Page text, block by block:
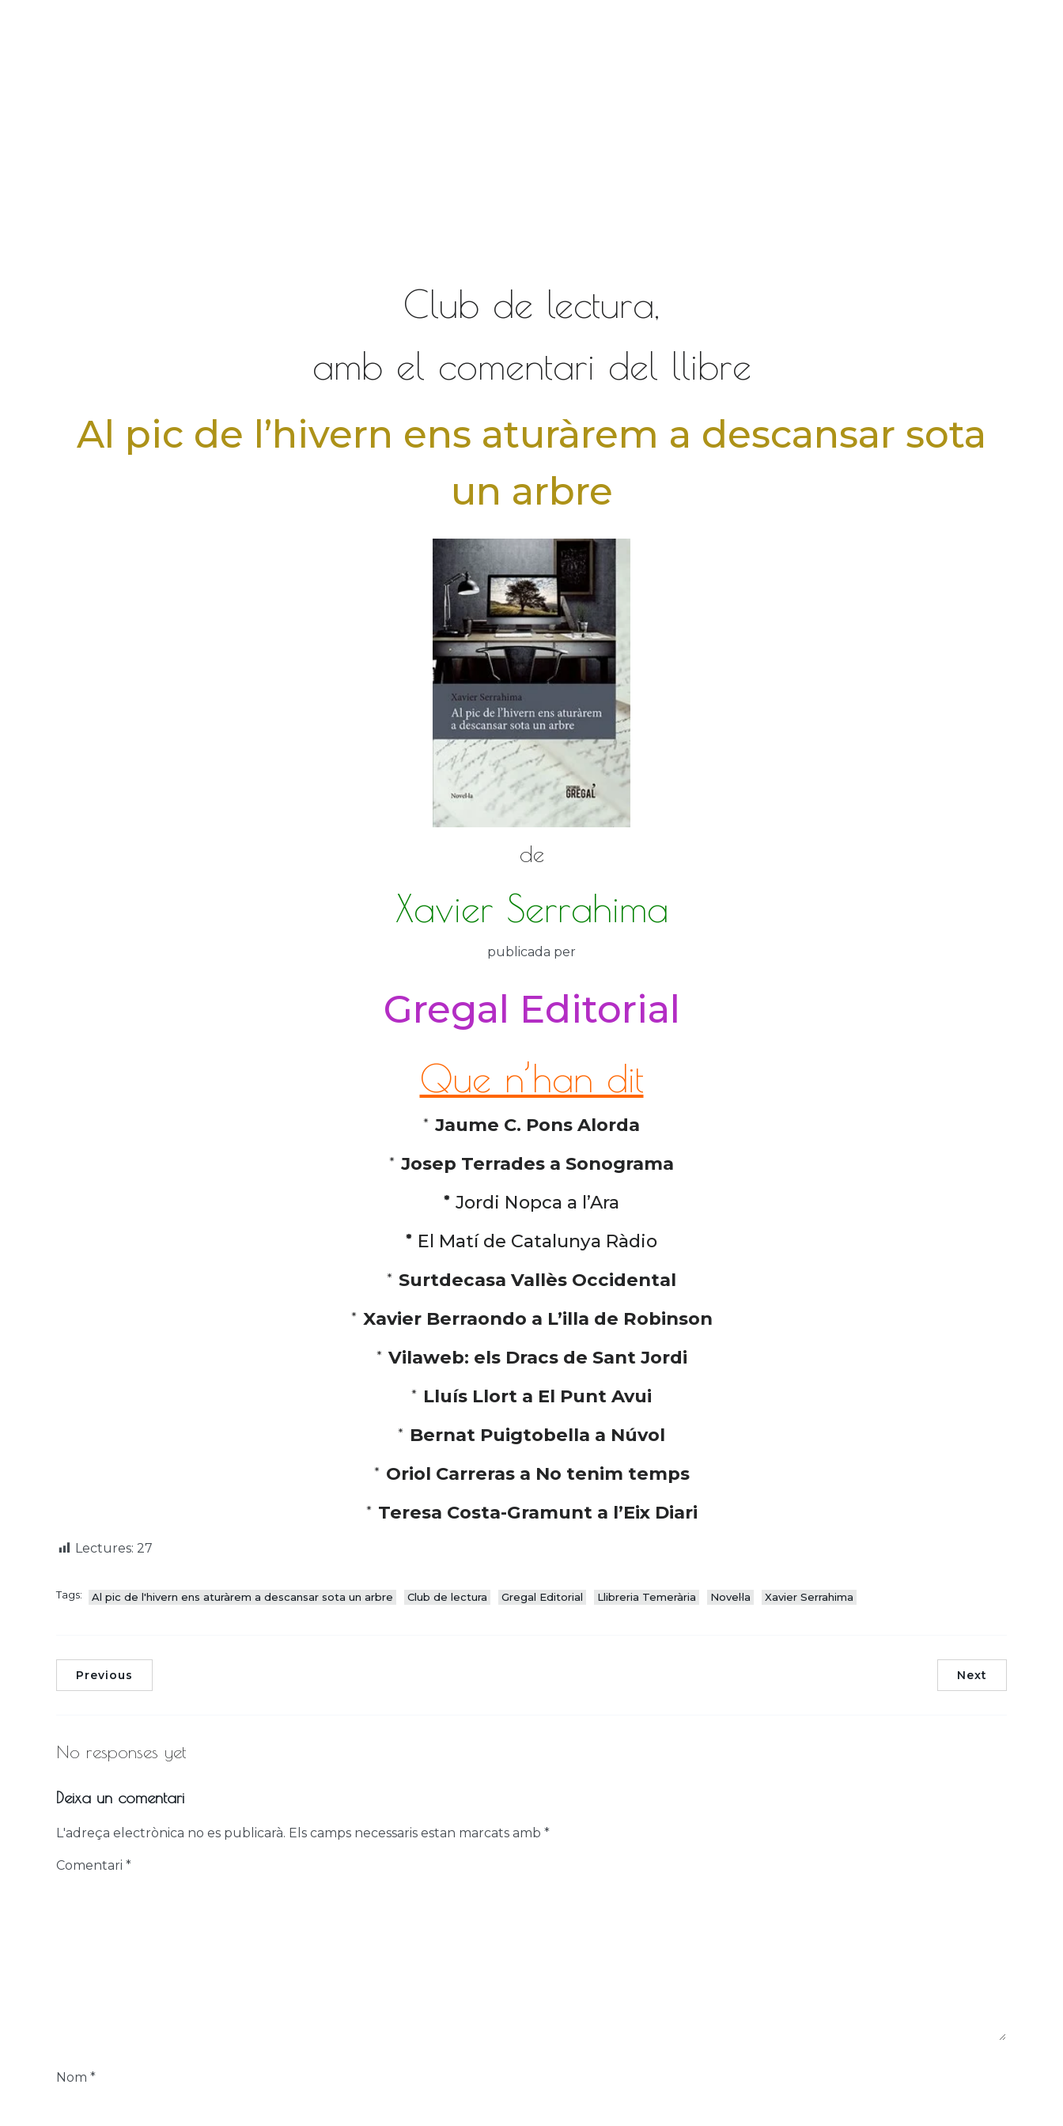
Club de lectura,
amb el comentari del llibre
Al pic de l’hivern ens aturàrem a descansar sota
un arbre
de
Xavier Serrahima
publicada per
Gregal Editorial
Que n’han dit
* Jaume C. Pons Alorda
* Josep Terrades a Sonograma
* Jordi Nopca a l’Ara
* El Matí de Catalunya Ràdio
* Surtdecasa Vallès Occidental
* Xavier Berraondo a L’illa de Robinson
* Vilaweb: els Dracs de Sant Jordi
* Lluís Llort a El Punt Avui
* Bernat Puigtobella a Núvol
* Oriol Carreras a No tenim temps
* Teresa Costa-Gramunt a l’Eix Diari
Lectures: 27
Tags: Al pic de l'hivern ens aturàrem a descansar sota un arbre Club de lectura Gregal Editorial Llibreria Temerària Novel·la Xavier Serrahima
Previous Next
No responses yet
Deixa un comentari
L'adreça electrònica no es publicarà. Els camps necessaris estan marcats amb *
Comentari *
Nom *